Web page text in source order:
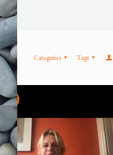
Categories Tags